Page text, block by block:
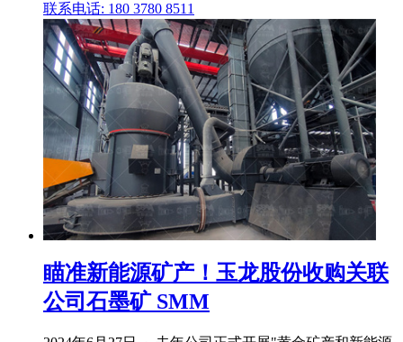
联系电话: 180 3780 8511
瞄准新能源矿产！玉龙股份收购关联
公司石墨矿 SMM